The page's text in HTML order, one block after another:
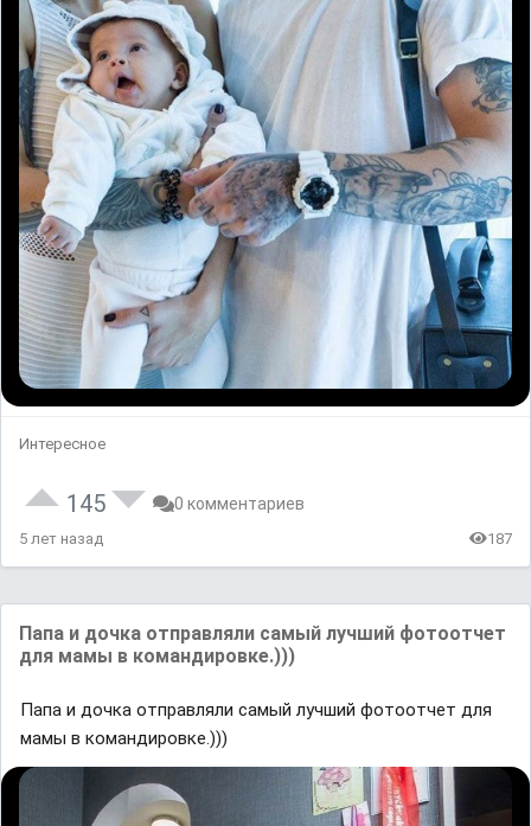
Интересное
145 0 комментариев
5 лет назад 187
Папа и дочка отправляли самый лучший фотоотчет
для мамы в командировке.)))
Папа и дочка отправляли самый лучший фотоотчет для
мамы в командировке.)))